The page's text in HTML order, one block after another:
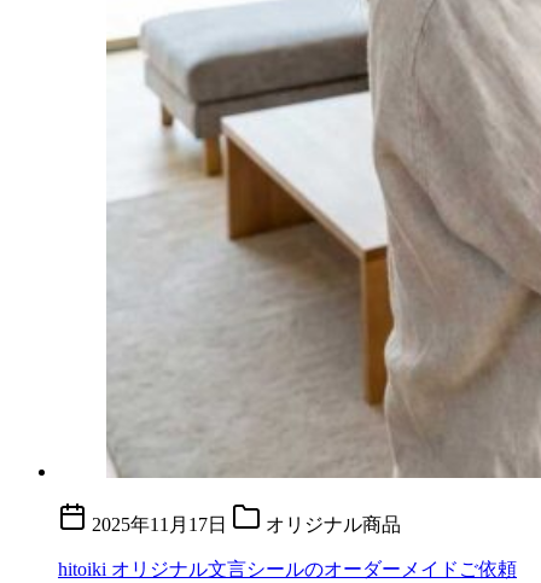
2025年11月17日 オリジナル商品
hitoiki オリジナル文言シールのオーダーメイドご依頼